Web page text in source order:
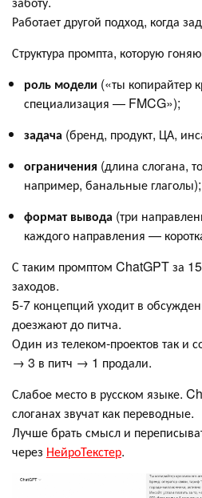
Работает другой подход, когда
Структура промпта, которую
роль модели («ты копирайтер
специализация — FMCG»);
задача (бренд, продукт, ЦА,
ограничения (длина слогана,
например, банальные глаголы);
формат вывода (три
каждого направления —
С таким промптом ChatGPT за
заходов.
5-7 концепций уходит в
доезжают до питча.
Один из телеком-проектов так и
→ 3 в питч → 1 продали.
Слабое место в русском языке.
слоганах звучат как переводные.
Лучше брать смысл и
через НейроТекстер.